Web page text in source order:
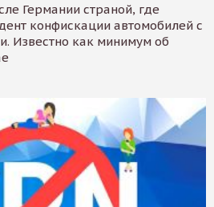
Германии страной, где
конфискации автомобилей с
Известно как минимум об